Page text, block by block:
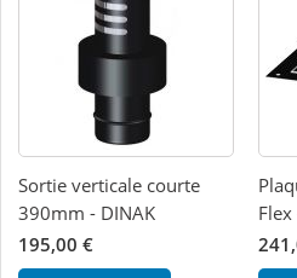
Sortie verticale courte
390mm - DINAK
195,00 €